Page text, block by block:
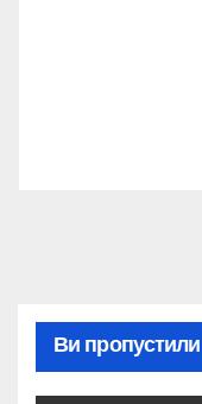
Ви пропустили